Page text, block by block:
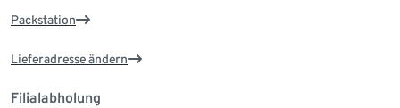
Packstation
Lieferadresse ändern
Filialabholung